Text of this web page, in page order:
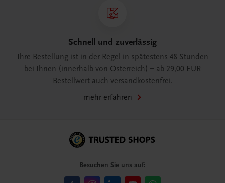
Schnell und zuverlässig
Ihre Bestellung ist in der Regel in spätestens 48 Stunden
bei Ihnen (innerhalb von Österreich) – ab 29,00 EUR
Bestellwert auch versandkostenfrei.
mehr erfahren
Besuchen Sie uns auf: